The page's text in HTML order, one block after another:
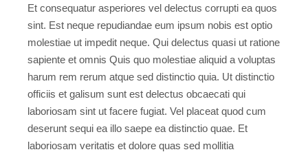
Et consequatur asperiores vel delectus corrupti ea quos
sint. Est neque repudiandae eum ipsum nobis est optio
molestiae ut impedit neque. Qui delectus quasi ut ratione
sapiente et omnis Quis quo molestiae aliquid a voluptas
harum rem rerum atque sed distinctio quia. Ut distinctio
officiis et galisum sunt est delectus obcaecati qui
laboriosam sint ut facere fugiat. Vel placeat quod cum
deserunt sequi ea illo saepe ea distinctio quae. Et
laboriosam veritatis et dolore quas sed mollitia